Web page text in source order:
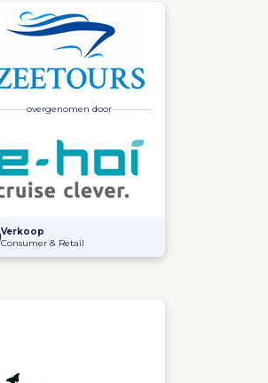
overgenomen door
Verkoop Zeetours Cruises aan e-hoi AG door De
Verkoop
Consumer & Retail